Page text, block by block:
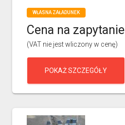
WŁASNA ZAŁADUNEK
Cena na zapytanie
(VAT nie jest wliczony w cenę)
POKAŻ SZCZEGÓŁY